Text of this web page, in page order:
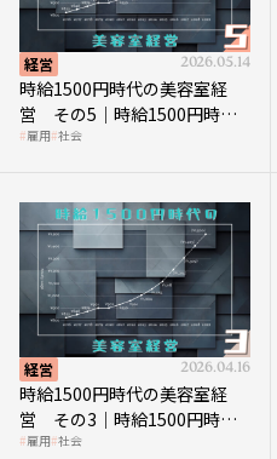
経営 2026.05.14
時給1500円時代の美容室経
営 その5｜時給1500円時代
の到来は美容業の収益構造を
雇用 社会
経営 2026.04.16
時給1500円時代の美容室経
営 その3｜時給1500円時
代、美容業はどのような影響
雇用 社会